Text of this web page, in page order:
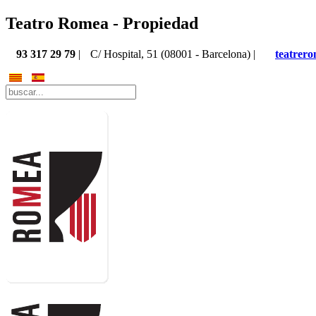
Teatro Romea - Propiedad
93 317 29 79 | C/ Hospital, 51 (08001 - Barcelona) |